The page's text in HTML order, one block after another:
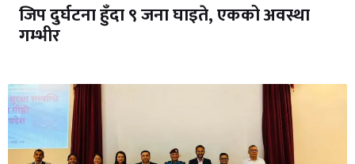
जिप दुर्घटना हुँदा ९ जना घाइते, एकको अवस्था
गम्भीर